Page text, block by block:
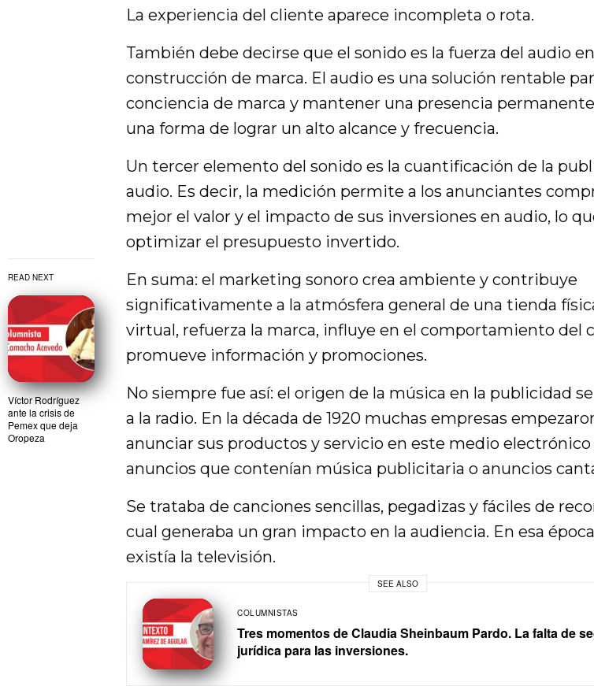
READ NEXT
Víctor Rodríguez
ante la crisis de
Pemex que deja
Oropeza
La experiencia del cliente aparece incompleta o rota.
También debe decirse que el sonido es la fuerza del audio
construcción de marca. El audio es una solución rentable
conciencia de marca y mantener una presencia
una forma de lograr un alto alcance y frecuencia.
Un tercer elemento del sonido es la cuantificación de la
audio. Es decir, la medición permite a los anunciantes
mejor el valor y el impacto de sus inversiones en audio, lo
optimizar el presupuesto invertido.
En suma: el marketing sonoro crea ambiente y contribuye
significativamente a la atmósfera general de una tienda
virtual, refuerza la marca, influye en el comportamiento del
promueve información y promociones.
No siempre fue así: el origen de la música en la publicidad
a la radio. En la década de 1920 muchas empresas
anunciar sus productos y servicio en este medio electrónico
anuncios que contenían música publicitaria o anuncios
Se trataba de canciones sencillas, pegadizas y fáciles de
cual generaba un gran impacto en la audiencia. En esa
existía la televisión.
SEE ALSO
COLUMNISTAS
Tres momentos de Claudia Sheinbaum Pardo. La falta de
jurídica para las inversiones.